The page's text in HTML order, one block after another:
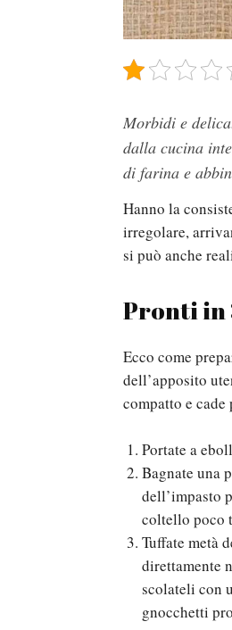
Morbidi e
dalla cucina
di farina e
Hanno la
irregolare,
si può anche
Pronti in
Ecco come
dell’apposito
compatto e
Portate a
Bagnate una
dell’impasto
coltello poco
Tuffate metà
direttamente
scolateli con
gnocchetti